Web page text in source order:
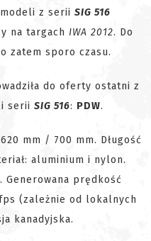
z serii SIG 516
na targach IWA 2012. Do
zatem sporo czasu.
do oferty ostatni z
serii SIG 516: PDW.
mm / 700 mm. Długość
aluminium i nylon.
Generowana prędkość
(zależnie od lokalnych
kanadyjska.